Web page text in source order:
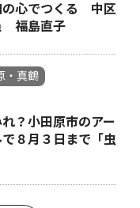
心でつくる 中区
福島直子
・真鶴
？小田原市のアー
８月３日まで「虫